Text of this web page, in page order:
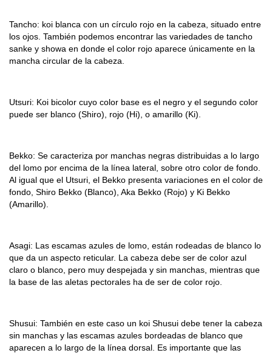
Tancho: koi blanca con un círculo rojo en la cabeza, situado entre
los ojos. También podemos encontrar las variedades de tancho
sanke y showa en donde el color rojo aparece únicamente en la
mancha circular de la cabeza.
Utsuri: Koi bicolor cuyo color base es el negro y el segundo color
puede ser blanco (Shiro), rojo (Hi), o amarillo (Ki).
Bekko: Se caracteriza por manchas negras distribuidas a lo largo
del lomo por encima de la línea lateral, sobre otro color de fondo.
Al igual que el Utsuri, el Bekko presenta variaciones en el color de
fondo, Shiro Bekko (Blanco), Aka Bekko (Rojo) y Ki Bekko
(Amarillo).
Asagi: Las escamas azules de lomo, están rodeadas de blanco lo
que da un aspecto reticular. La cabeza debe ser de color azul
claro o blanco, pero muy despejada y sin manchas, mientras que
la base de las aletas pectorales ha de ser de color rojo.
Shusui: También en este caso un koi Shusui debe tener la cabeza
sin manchas y las escamas azules bordeadas de blanco que
aparecen a lo largo de la línea dorsal. Es importante que las